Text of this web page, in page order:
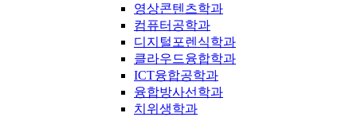
영상콘텐츠학과
컴퓨터공학과
디지털포렌식학과
클라우드융합학과
ICT융합공학과
융합방사선학과
치위생학과